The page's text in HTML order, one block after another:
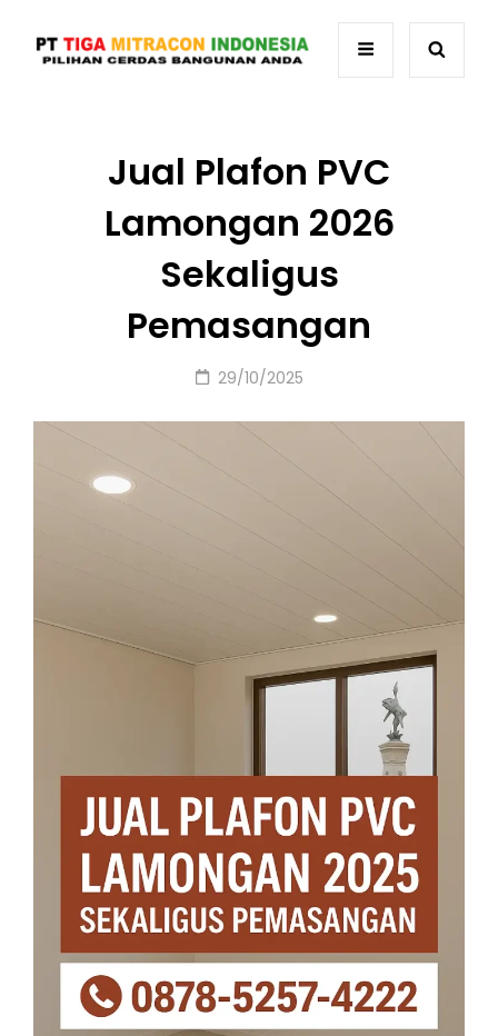
Jual Plafon PVC
Lamongan 2026
Sekaligus
Pemasangan
Posted
29/10/2025